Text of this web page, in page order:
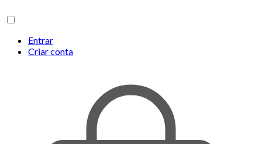
Entrar
Criar conta